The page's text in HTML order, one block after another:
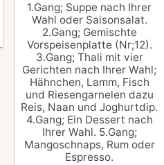
1.Gang; Suppe nach Ihrer
Wahl oder Saisonsalat.
2.Gang; Gemischte
Vorspeisenplatte (Nr;12).
3.Gang; Thali mit vier
Gerichten nach Ihrer Wahl;
Hähnchen, Lamm, Fisch
und Riesengarnelen dazu
Reis, Naan und Joghurtdip.
4.Gang; Ein Dessert nach
Ihrer Wahl. 5.Gang;
Mangoschnaps, Rum oder
Espresso.